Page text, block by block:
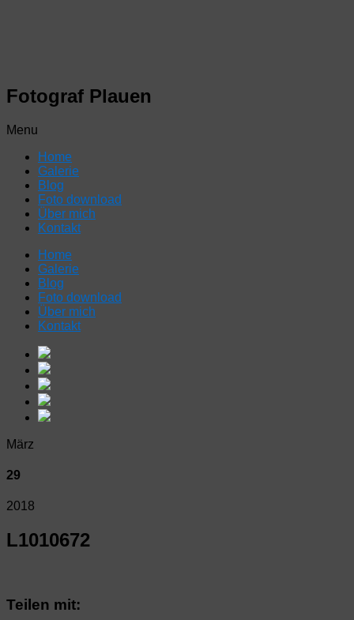
Fotograf Plauen
Menu
Home
Galerie
Blog
Foto download
Über mich
Kontakt
Home
Galerie
Blog
Foto download
Über mich
Kontakt
März
29
2018
L1010672
Teilen mit: